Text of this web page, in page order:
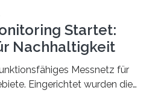
Startet:
Nachhaltigkeit
Messnetz für
Eingerichtet wurden die